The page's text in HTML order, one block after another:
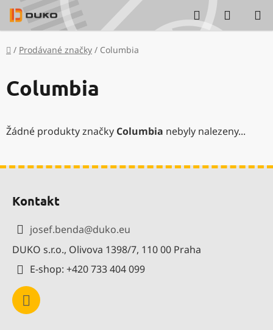
Přejít
na
obsah
Hledat
KOŠÍK
Domů
/ Prodávané značky / Columbia
Columbia
Žádné produkty značky Columbia nebyly nalezeny...
Kontakt
josef.benda@duko.eu
DUKO s.r.o., Olivova 1398/7, 110 00 Praha
E-shop: +420 733 404 099